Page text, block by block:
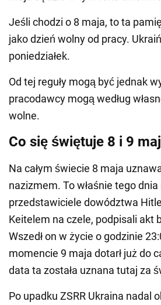
Jeśli chodzi o 8 maja, to ta
jako dzień wolny od pracy.
poniedziałek.
Od tej reguły mogą być jednak
pracodawcy mogą według
wolne.
Co się świętuje 8 i 9
Na całym świecie 8 maja
nazizmem. To właśnie tego
przedstawiciele dowództwa
Keitelem na czele, podpisali
Wszedł on w życie o godzinie
momencie 9 maja dotarł już do
data ta została uznana tutaj za
Po upadku ZSRR Ukraina nadal